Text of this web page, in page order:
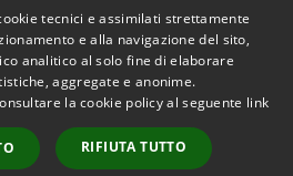
Copyright © 2026 • Comune di
Treviolo • Powered by
Municipium•
Accesso
redazione
tecnici e assimilati strettamente
e alla navigazione del sito,
analitico al solo fine di elaborare
aggregate e anonime.
la cookie policy al seguente link
RIFIUTA TUTTO